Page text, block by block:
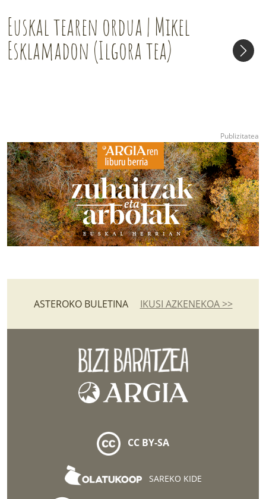
Euskal tearen ordua | Mikel
Esklamadon (Ilgora tea)
ASTEROKO BULETINA IKUSI AZKENEKOA >>
CC BY-SA
SAREKO KIDE